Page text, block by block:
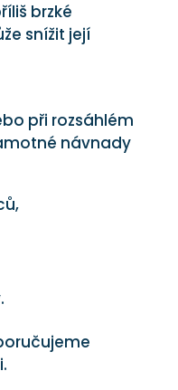
brzké
snížit její
při rozsáhlém
návnady